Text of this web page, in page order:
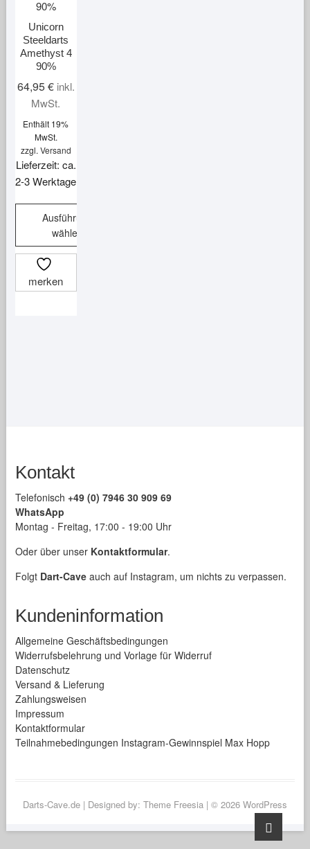
Unicorn
Steeldarts
Amethyst 4
90%
64,95€ inkl.
MwSt.
Enthält 19%
MwSt.
zzgl. Versand
Lieferzeit: ca.
2-3 Werktage
Ausführung
wählen
Dieses
Produkt
weist
werden
merken
Kontakt
Telefonisch +49 (0) 7946 30 909 69
WhatsApp
Montag - Freitag, 17:00 - 19:00 Uhr
Oder über unser Kontaktformular.
Folgt Dart-Caveauch auf Instagram, um nichts zu verpassen.
Kundeninformation
Allgemeine Geschäftsbedingungen
Widerrufsbelehrung und Vorlage für Widerruf
Datenschutz
Versand & Lieferung
Zahlungsweisen
Impressum
Kontaktformular
Teilnahmebedingungen Instagram-Gewinnspiel Max Hopp
Darts-Cave.de| Designed by: Theme Freesia| © 2026 WordPress
Go
to